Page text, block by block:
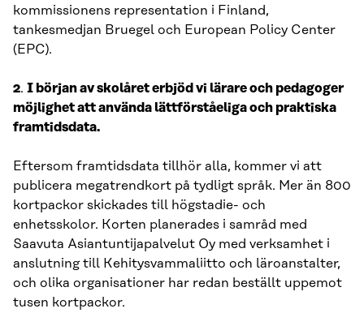
kommissionens representation i Finland,
tankesmedjan Bruegel och European Policy Center
(EPC).
2. I början av skolåret erbjöd vi lärare och pedagoger
möjlighet att använda lättförståeliga och praktiska
framtidsdata.
Eftersom framtidsdata tillhör alla, kommer vi att
publicera megatrendkort på tydligt språk. Mer än 800
kortpackor skickades till högstadie- och
enhetsskolor. Korten planerades i samråd med
Saavuta Asiantuntijapalvelut Oy med verksamhet i
anslutning till Kehitysvammaliitto och läroanstalter,
och olika organisationer har redan beställt uppemot
tusen kortpackor.